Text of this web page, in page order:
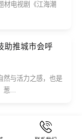
材电视剧《江海潮
助推城市会呼
然与活力之感，也是
葱...